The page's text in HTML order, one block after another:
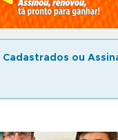
Cadastrados ou